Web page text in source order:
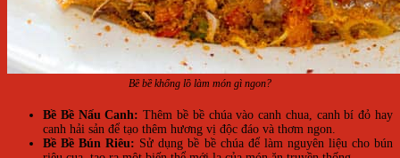
Bề bề khổng lồ làm món gì ngon?
Bề Bề Nấu Canh: Thêm bề bề chúa vào canh chua, canh bí đỏ hay
canh hải sản để tạo thêm hương vị độc đáo và thơm ngon.
Bề Bề Bún Riêu: Sử dụng bề bề chúa để làm nguyên liệu cho bún